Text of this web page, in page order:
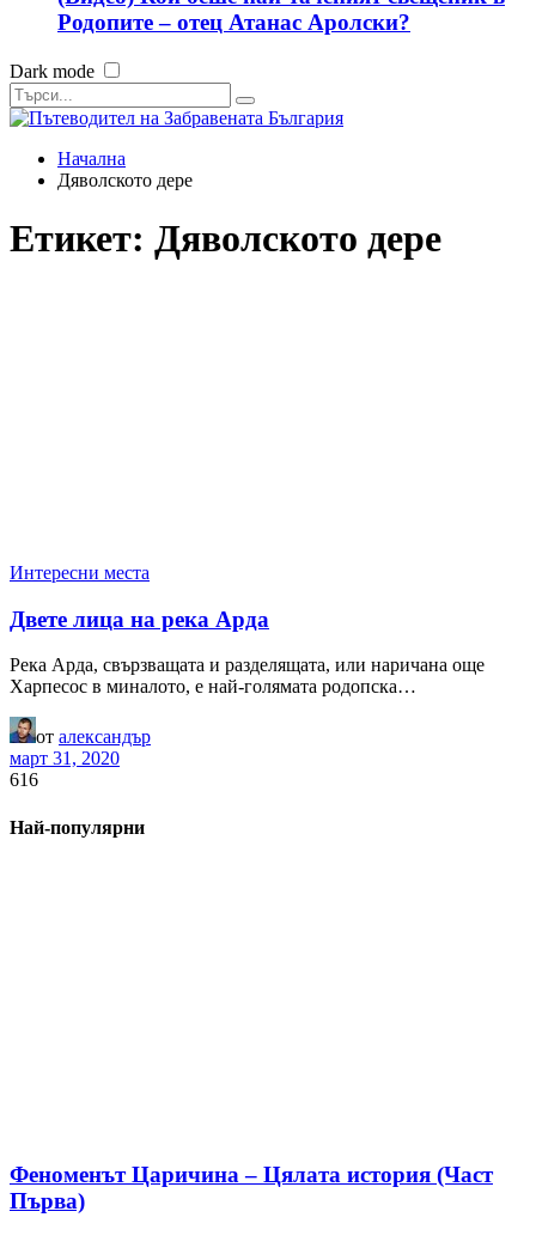
Родопите – отец Атанас Аролски?
Dark mode
Начална
Дяволското дере
Етикет: Дяволското дере
Интересни места
Двете лица на река Арда
Река Арда, свързващата и разделящата, или наричана още
Харпесос в миналото, е най-голямата родопска…
от александър
март 31, 2020
616
Най-популярни
Феноменът Царичина – Цялата история (Част
Първа)